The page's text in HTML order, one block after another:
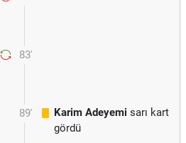
83'
89' Karim Adeyemi sarı kart
gördü